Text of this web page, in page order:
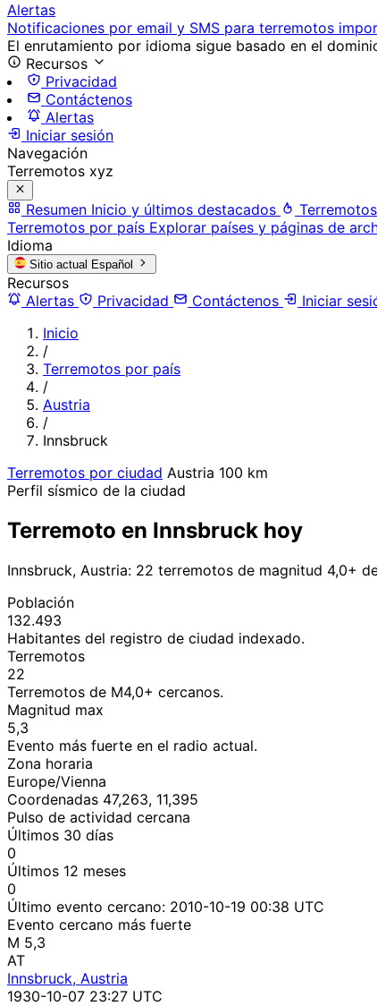
Alertas
Notificaciones por email y SMS para terremotos
El enrutamiento por idioma sigue basado en el
Recursos
Privacidad
Contáctenos
Alertas
Iniciar sesión
Navegación
Terremotos xyz
Resumen Inicio y últimos destacados
Terremotos por país Explorar países y páginas de
Idioma
Sitio actual Español
Recursos
Alertas
Privacidad Contáctenos
Iniciar
Inicio
/
Terremotos por país
/
Austria
/
Innsbruck
Terremotos por ciudad Austria 100 km
Perfil sísmico de la ciudad
Terremoto en Innsbruck hoy
Innsbruck, Austria: 22 terremotos de magnitud 4,0+
Población
132.493
Habitantes del registro de ciudad indexado.
Terremotos
22
Terremotos de M4,0+ cercanos.
Magnitud max
5,3
Evento más fuerte en el radio actual.
Zona horaria
Europe/Vienna
Coordenadas 47,263, 11,395
Pulso de actividad cercana
Últimos 30 días
0
Últimos 12 meses
0
Último evento cercano: 2010-10-19 00:38 UTC
Evento cercano más fuerte
M 5,3
AT
Innsbruck, Austria
1930-10-07 23:27 UTC